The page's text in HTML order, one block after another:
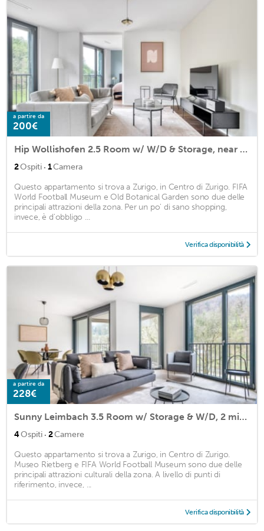
a partire da
200€
Hip Wollishofen 2.5 Room w/ W/D & Storage, near Market, by Blueground
2Ospiti · 1Camera
Questo appartamento si trova a Zurigo, in Centro di Zurigo. FIFA
World Football Museum e Old Botanical Garden sono due delle
principali attrazioni della zona. Per un po' di sano shopping,
invece, è d'obbligo ...
Verifica disponibilità
a partire da
228€
Sunny Leimbach 3.5 Room w/ Storage & W/D, 2 mins to market, by Blueground
4Ospiti · 2Camere
Questo appartamento si trova a Zurigo, in Centro di Zurigo.
Museo Rietberg e FIFA World Football Museum sono due delle
principali attrazioni culturali della zona. A livello di punti di
riferimento, invece, ...
Verifica disponibilità